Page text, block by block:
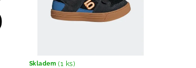
Skladem (1 ks)